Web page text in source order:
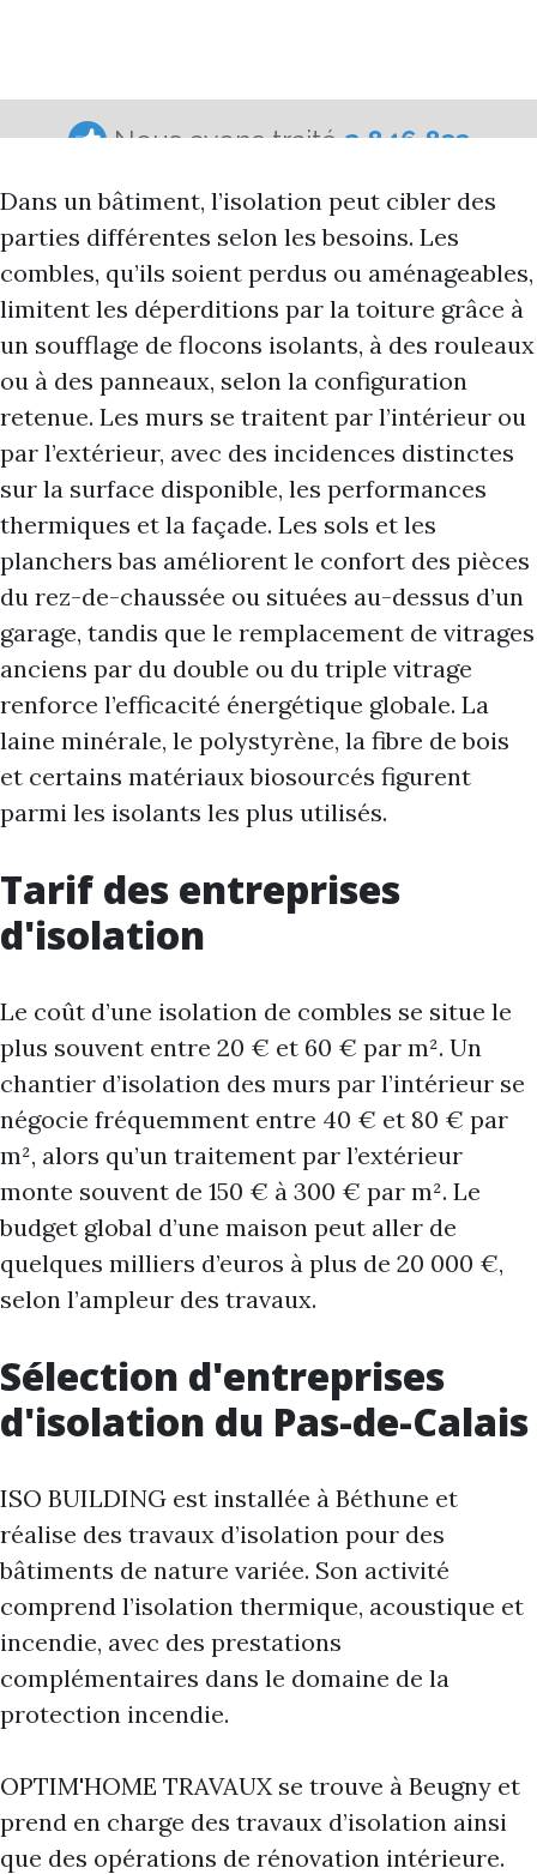
Dans un bâtiment, l’isolation peut cibler des
parties différentes selon les besoins. Les
combles, qu’ils soient perdus ou aménageables,
limitent les déperditions par la toiture grâce à
un soufflage de flocons isolants, à des rouleaux
ou à des panneaux, selon la configuration
retenue. Les murs se traitent par l’intérieur ou
par l’extérieur, avec des incidences distinctes
sur la surface disponible, les performances
thermiques et la façade. Les sols et les
planchers bas améliorent le confort des pièces
du rez-de-chaussée ou situées au-dessus d’un
garage, tandis que le remplacement de vitrages
anciens par du double ou du triple vitrage
renforce l’efficacité énergétique globale. La
laine minérale, le polystyrène, la fibre de bois
et certains matériaux biosourcés figurent
parmi les isolants les plus utilisés.
Tarif des entreprises
d'isolation
Le coût d’une isolation de combles se situe le
plus souvent entre 20 € et 60 € par m². Un
chantier d’isolation des murs par l’intérieur se
négocie fréquemment entre 40 € et 80 € par
m², alors qu’un traitement par l’extérieur
monte souvent de 150 € à 300 € par m². Le
budget global d’une maison peut aller de
quelques milliers d’euros à plus de 20 000 €,
selon l’ampleur des travaux.
Sélection d'entreprises
d'isolation du Pas-de-Calais
ISO BUILDING est installée à Béthune et
réalise des travaux d’isolation pour des
bâtiments de nature variée. Son activité
comprend l’isolation thermique, acoustique et
incendie, avec des prestations
complémentaires dans le domaine de la
protection incendie.
OPTIM'HOME TRAVAUX se trouve à Beugny et
prend en charge des travaux d’isolation ainsi
que des opérations de rénovation intérieure.